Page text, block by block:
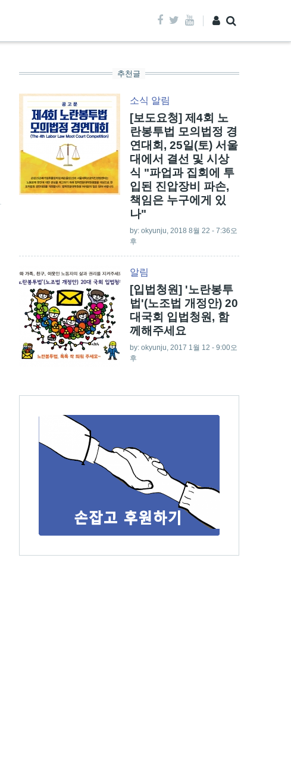
추천글
소식 알림
[보도요청] 제4회 노
란봉투법 모의법정 경
연대회, 25일(토) 서울
대에서 결선 및 시상
식 "파업과 집회에 투
입된 진압장비 파손,
책임은 누구에게 있
나"
by: okyunju, 2018 8월 22 - 7:36오
후
알림
[입법청원] '노란봉투
법'(노조법 개정안) 20
대국회 입법청원, 함
께해주세요
by: okyunju, 2017 1월 12 - 9:00오
후